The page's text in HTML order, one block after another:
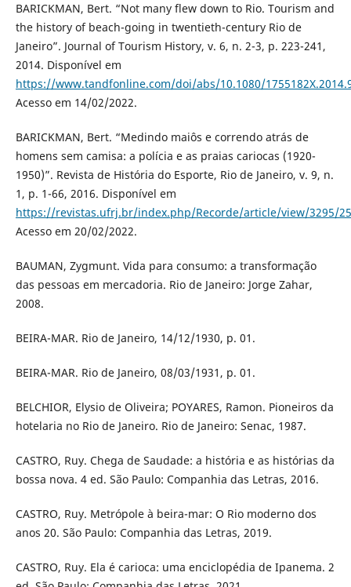
BARICKMAN, Bert. “Not many flew down to Rio. Tourism and
the history of beach-going in twentieth-century Rio de
Janeiro”. Journal of Tourism History, v. 6, n. 2-3, p. 223-241,
2014. Disponível em
https://www.tandfonline.com/doi/abs/10.1080/
Acesso em 14/02/2022.
BARICKMAN, Bert. “Medindo maiôs e correndo atrás de
homens sem camisa: a polícia e as praias cariocas (1920-
1950)”. Revista de História do Esporte, Rio de Janeiro, v. 9, n.
1, p. 1-66, 2016. Disponível em
https://revistas.ufrj.br/index.php/Recorde/article/view/3295/
Acesso em 20/02/2022.
BAUMAN, Zygmunt. Vida para consumo: a transformação
das pessoas em mercadoria. Rio de Janeiro: Jorge Zahar,
2008.
BEIRA-MAR. Rio de Janeiro, 14/12/1930, p. 01.
BEIRA-MAR. Rio de Janeiro, 08/03/1931, p. 01.
BELCHIOR, Elysio de Oliveira; POYARES, Ramon. Pioneiros da
hotelaria no Rio de Janeiro. Rio de Janeiro: Senac, 1987.
CASTRO, Ruy. Chega de Saudade: a história e as histórias da
bossa nova. 4 ed. São Paulo: Companhia das Letras, 2016.
CASTRO, Ruy. Metrópole à beira-mar: O Rio moderno dos
anos 20. São Paulo: Companhia das Letras, 2019.
CASTRO, Ruy. Ela é carioca: uma enciclopédia de Ipanema. 2